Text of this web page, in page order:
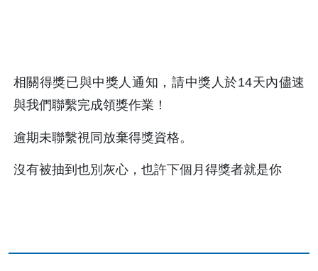
相關得獎已與中獎人通知，請中獎人於14天內儘速
與我們聯繫完成領獎作業！
逾期未聯繫視同放棄得獎資格。
沒有被抽到也別灰心，也許下個月得獎者就是你